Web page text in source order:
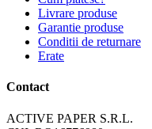
Livrare produse
Garantie produse
Conditii de returnare
Erate
Contact
ACTIVE PAPER S.R.L.